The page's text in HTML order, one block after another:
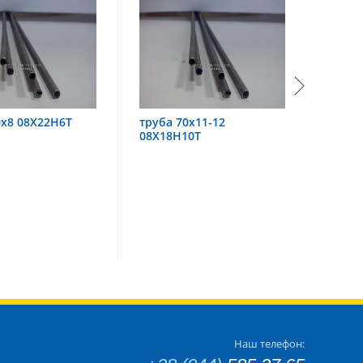
70х11-12
труба 60х6 08Х18Н10
Наш телефон: